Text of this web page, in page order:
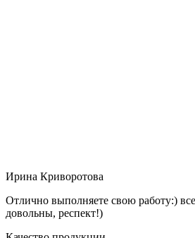
Ирина Криворотова
Отлично выполняете свою работу:)
довольны, респект!)